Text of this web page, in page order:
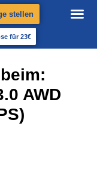
stellen
für 23€
beim:
AWD